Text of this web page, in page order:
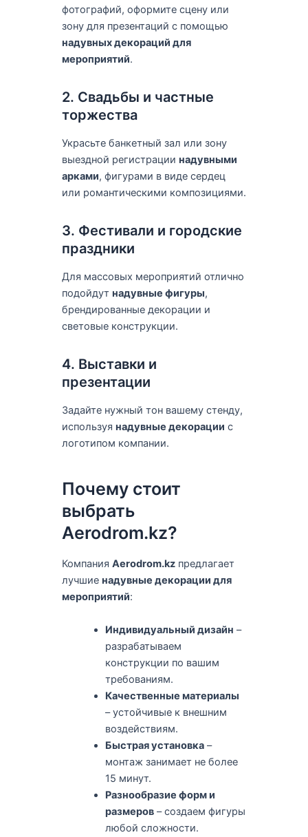
фотографий, оформите сцену или
зону для презентаций с помощью
надувных декораций для
мероприятий.
2. Свадьбы и частные
торжества
Украсьте банкетный зал или зону
выездной регистрации надувными
арками, фигурами в виде сердец
или романтическими композициями.
3. Фестивали и городские
праздники
Для массовых мероприятий отлично
подойдут надувные фигуры,
брендированные декорации и
световые конструкции.
4. Выставки и
презентации
Задайте нужный тон вашему стенду,
используя надувные декорации с
логотипом компании.
Почему стоит
выбрать
Aerodrom.kz?
Компания Aerodrom.kzпредлагает
лучшие надувные декорации для
мероприятий:
Индивидуальный дизайн –
разрабатываем
конструкции по вашим
требованиям.
Качественные материалы
– устойчивые к внешним
воздействиям.
Быстрая установка –
монтаж занимает не более
15 минут.
Разнообразие форм и
размеров – создаем фигуры
любой сложности.